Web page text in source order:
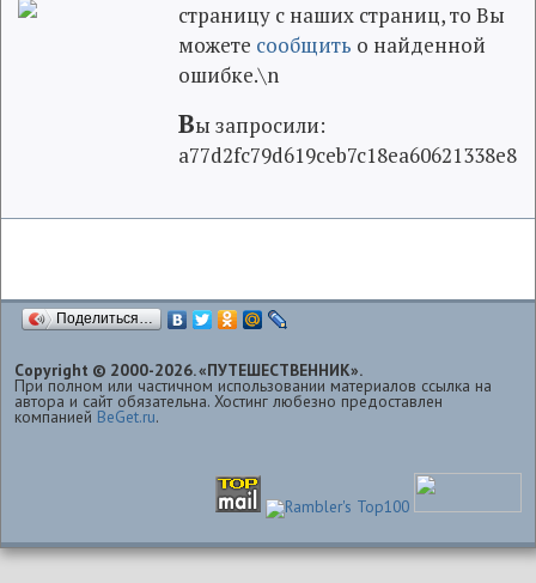
страницу с наших страниц, то Вы
можете сообщить о найденной
ошибке.\n
Вы запросили:
a77d2fc79d619ceb7c18ea60621338e8
Поделиться…
Copyright © 2000-2026. «ПУТЕШЕСТВЕННИК».
При полном или частичном использовании материалов ссылка на
автора и сайт обязательна. Хостинг любезно предоставлен
компанией BeGet.ru.